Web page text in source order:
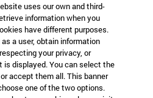
uses our own and third-
information when you
have different purposes.
a user, obtain information
your privacy, or
displayed. You can select the
accept them all. This banner
one of the two options.